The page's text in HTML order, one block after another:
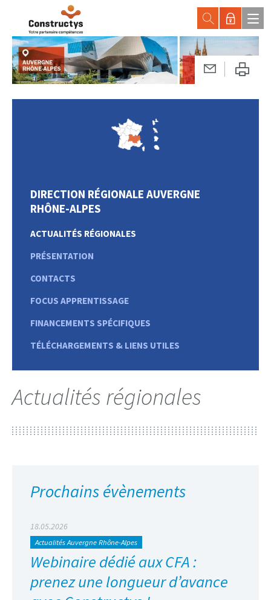
DIRECTION RÉGIONALE AUVERGNE
RHÔNE-ALPES
ACTUALITÉS RÉGIONALES
PRÉSENTATION
CONTACTS
FOCUS APPRENTISSAGE
FINANCEMENTS SPÉCIFIQUES
TÉLÉCHARGEMENTS & LIENS UTILES
Actualités régionales
Prochains évènements
18.05.2026
Actualités Auvergne Rhône-Alpes
Webinaire dédié aux CFA :
prenez une longueur d’avance